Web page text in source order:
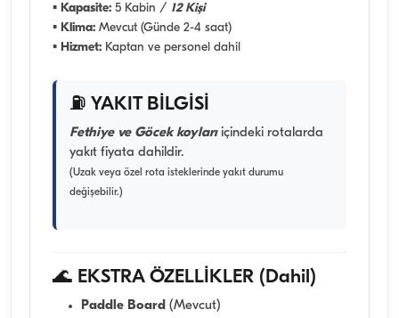
▪ Kapasite: 5 Kabin / 12 Kişi
▪ Klima: Mevcut (Günde 2-4 saat)
▪ Hizmet: Kaptan ve personel dahil
⛽ YAKIT BİLGİSİ
Fethiye ve Göcek koylarıiçindeki rotalarda
yakıt fiyata dahildir.
(Uzak veya özel rota isteklerinde yakıt durumu
değişebilir.)
🌊 EKSTRA ÖZELLİKLER (Dahil)
Paddle Board (Mevcut)